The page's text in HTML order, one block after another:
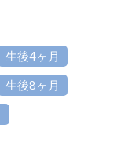
生後4ヶ月
生後8ヶ月